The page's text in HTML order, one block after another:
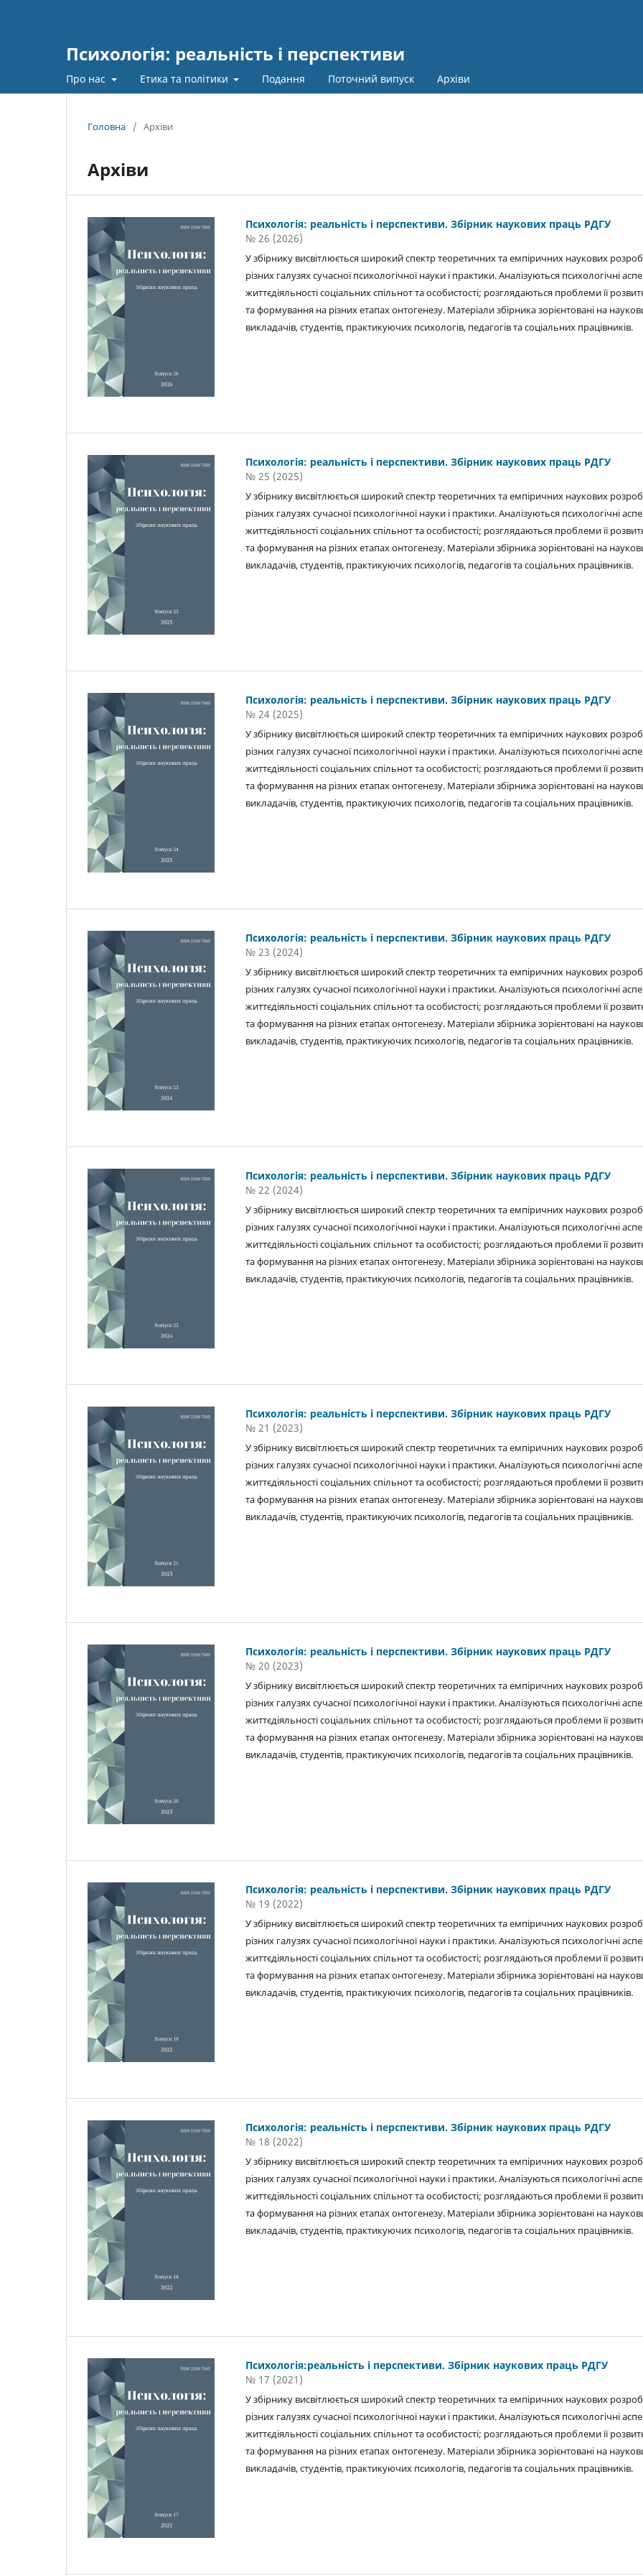
Психологія: реальність і перспективи
Про нас Етика та політики Подання Поточний випуск Архіви
Головна / Архіви
Архіви
Психологія: реальність і перспективи. Збірник наукових праць РДГУ
№ 26 (2026)
У збірнику висвітлюється широкий спектр теоретичних та емпіричних наукових
різних галузях сучасної психологічної науки і практики. Аналізуються психологічні
життєдіяльності соціальних спільнот та особистості; розглядаються проблеми її
та формування на різних етапах онтогенезу. Матеріали збірника зорієнтовані на
викладачів, студентів, практикуючих психологів, педагогів та соціальних працівників.
Психологія: реальність і перспективи. Збірник наукових праць РДГУ
№ 25 (2025)
У збірнику висвітлюється широкий спектр теоретичних та емпіричних наукових
різних галузях сучасної психологічної науки і практики. Аналізуються психологічні
життєдіяльності соціальних спільнот та особистості; розглядаються проблеми її
та формування на різних етапах онтогенезу. Матеріали збірника зорієнтовані на
викладачів, студентів, практикуючих психологів, педагогів та соціальних працівників.
Психологія: реальність і перспективи. Збірник наукових праць РДГУ
№ 24 (2025)
У збірнику висвітлюється широкий спектр теоретичних та емпіричних наукових
різних галузях сучасної психологічної науки і практики. Аналізуються психологічні
життєдіяльності соціальних спільнот та особистості; розглядаються проблеми її
та формування на різних етапах онтогенезу. Матеріали збірника зорієнтовані на
викладачів, студентів, практикуючих психологів, педагогів та соціальних працівників.
Психологія: реальність і перспективи. Збірник наукових праць РДГУ
№ 23 (2024)
У збірнику висвітлюється широкий спектр теоретичних та емпіричних наукових
різних галузях сучасної психологічної науки і практики. Аналізуються психологічні
життєдіяльності соціальних спільнот та особистості; розглядаються проблеми її
та формування на різних етапах онтогенезу. Матеріали збірника зорієнтовані на
викладачів, студентів, практикуючих психологів, педагогів та соціальних працівників.
Психологія: реальність і перспективи. Збірник наукових праць РДГУ
№ 22 (2024)
У збірнику висвітлюється широкий спектр теоретичних та емпіричних наукових
різних галузях сучасної психологічної науки і практики. Аналізуються психологічні
життєдіяльності соціальних спільнот та особистості; розглядаються проблеми її
та формування на різних етапах онтогенезу. Матеріали збірника зорієнтовані на
викладачів, студентів, практикуючих психологів, педагогів та соціальних працівників.
Психологія: реальність і перспективи. Збірник наукових праць РДГУ
№ 21 (2023)
У збірнику висвітлюється широкий спектр теоретичних та емпіричних наукових
різних галузях сучасної психологічної науки і практики. Аналізуються психологічні
життєдіяльності соціальних спільнот та особистості; розглядаються проблеми її
та формування на різних етапах онтогенезу. Матеріали збірника зорієнтовані на
викладачів, студентів, практикуючих психологів, педагогів та соціальних працівників.
Психологія: реальність і перспективи. Збірник наукових праць РДГУ
№ 20 (2023)
У збірнику висвітлюється широкий спектр теоретичних та емпіричних наукових
різних галузях сучасної психологічної науки і практики. Аналізуються психологічні
життєдіяльності соціальних спільнот та особистості; розглядаються проблеми її
та формування на різних етапах онтогенезу. Матеріали збірника зорієнтовані на
викладачів, студентів, практикуючих психологів, педагогів та соціальних працівників.
Психологія: реальність і перспективи. Збірник наукових праць РДГУ
№ 19 (2022)
У збірнику висвітлюється широкий спектр теоретичних та емпіричних наукових
різних галузях сучасної психологічної науки і практики. Аналізуються психологічні
життєдіяльності соціальних спільнот та особистості; розглядаються проблеми її
та формування на різних етапах онтогенезу. Матеріали збірника зорієнтовані на
викладачів, студентів, практикуючих психологів, педагогів та соціальних працівників.
Психологія: реальність і перспективи. Збірник наукових праць РДГУ
№ 18 (2022)
У збірнику висвітлюється широкий спектр теоретичних та емпіричних наукових
різних галузях сучасної психологічної науки і практики. Аналізуються психологічні
життєдіяльності соціальних спільнот та особистості; розглядаються проблеми її
та формування на різних етапах онтогенезу. Матеріали збірника зорієнтовані на
викладачів, студентів, практикуючих психологів, педагогів та соціальних працівників.
Психологія:реальність і перспективи. Збірник наукових праць РДГУ
№ 17 (2021)
У збірнику висвітлюється широкий спектр теоретичних та емпіричних наукових
різних галузях сучасної психологічної науки і практики. Аналізуються психологічні
життєдіяльності соціальних спільнот та особистості; розглядаються проблеми її
та формування на різних етапах онтогенезу. Матеріали збірника зорієнтовані на
викладачів, студентів, практикуючих психологів, педагогів та соціальних працівників.